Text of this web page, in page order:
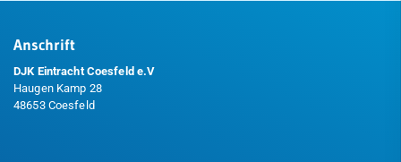
Anschrift
DJK Eintracht Coesfeld e.V
Haugen Kamp 28
48653 Coesfeld